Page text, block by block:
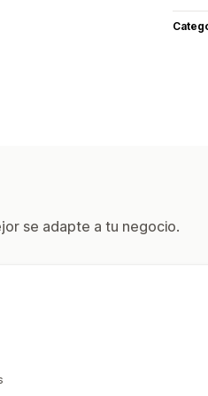
se adapte a tu negocio.